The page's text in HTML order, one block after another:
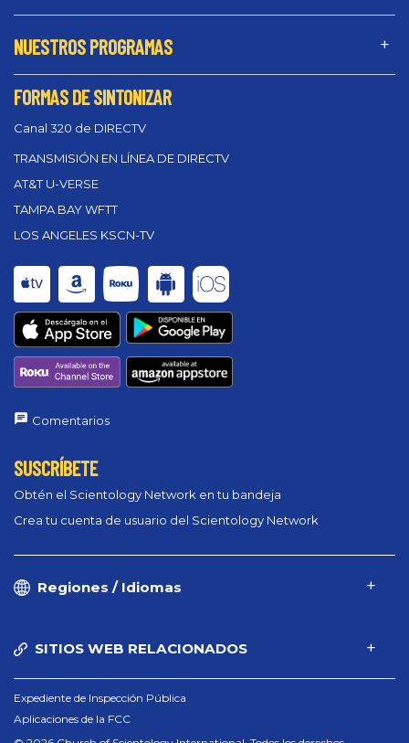
NUESTROS PROGRAMAS
FORMAS DE SINTONIZAR
Canal 320 de DIRECTV
TRANSMISIÓN EN LÍNEA DE DIRECTV
AT&T U-VERSE
TAMPA BAY WFTT
LOS ANGELES KSCN-TV
Comentarios
SUSCRÍBETE
Obtén el Scientology Network en tu bandeja
Crea tu cuenta de usuario del Scientology Network
Regiones / Idiomas
SITIOS WEB RELACIONADOS
Expediente de Inspección Pública
Aplicaciones de la FCC